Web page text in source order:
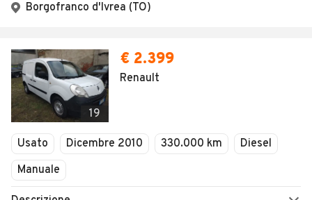
Borgofranco d'Ivrea (TO)
19
€ 2.399
Renault
Usato Dicembre 2010 330.000 km
Diesel
Manuale